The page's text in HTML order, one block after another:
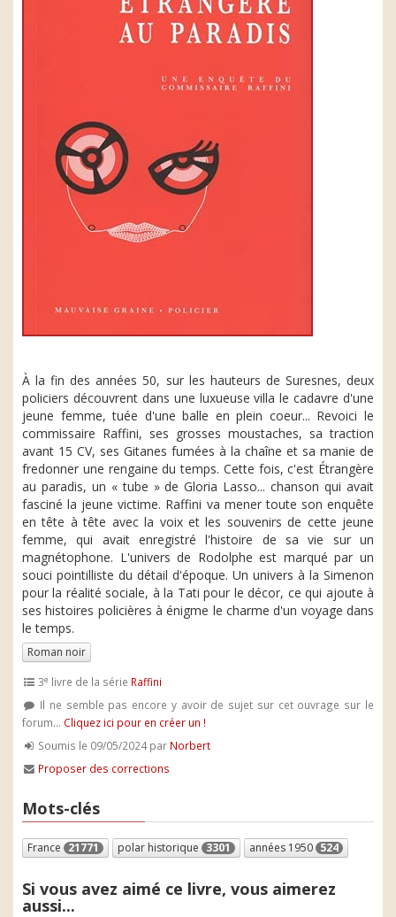
À la fin des années 50, sur les hauteurs de Suresnes, deux
policiers découvrent dans une luxueuse villa le cadavre d'une
jeune femme, tuée d'une balle en plein coeur... Revoici le
commissaire Raffini, ses grosses moustaches, sa traction
avant 15 CV, ses Gitanes fumées à la chaîne et sa manie de
fredonner une rengaine du temps. Cette fois, c'est Étrangère
au paradis, un « tube » de Gloria Lasso... chanson qui avait
fasciné la jeune victime. Raffini va mener toute son enquête
en tête à tête avec la voix et les souvenirs de cette jeune
femme, qui avait enregistré l'histoire de sa vie sur un
magnétophone. L'univers de Rodolphe est marqué par un
souci pointilliste du détail d'époque. Un univers à la Simenon
pour la réalité sociale, à la Tati pour le décor, ce qui ajoute à
ses histoires policières à énigme le charme d'un voyage dans
le temps.
Roman noir
3e livre de la série Raffini
Il ne semble pas encore y avoir de sujet sur cet ouvrage sur le
forum... Cliquez ici pour en créer un !
Soumis le 09/05/2024 par Norbert
Proposer des corrections
Mots-clés
France 21771 polar historique 3301 années 1950 524
Si vous avez aimé ce livre, vous aimerez
aussi...